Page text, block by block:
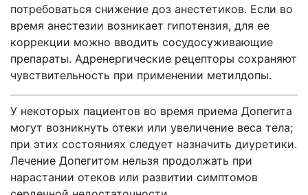
потребоваться снижение доз анестетиков. Если во
время анестезии возникает гипотензия, для ее
коррекции можно вводить сосудосуживающие
препараты. Адренергические рецепторы сохраняют
чувствительность при применении метилдопы.
У некоторых пациентов во время приема Допегита
могут возникнуть отеки или увеличение веса тела;
при этих состояниях следует назначить диуретики.
Лечение Допегитом нельзя продолжать при
нарастании отеков или развитии симптомов